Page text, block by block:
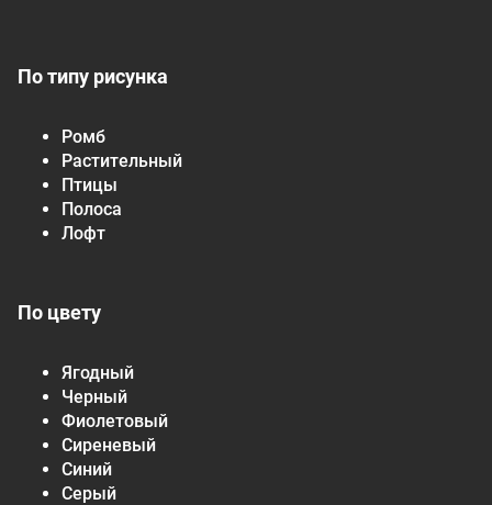
По типу рисунка
Ромб
Растительный
Птицы
Полоса
Лофт
По цвету
Ягодный
Черный
Фиолетовый
Сиреневый
Синий
Серый